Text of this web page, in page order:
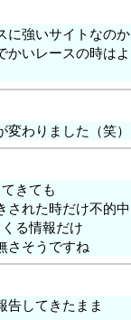
に強いサイトなの
かいレースの時は
わりました（笑）
きても
された時だけ不的
る情報だけ
さそうですね
告してきたまま